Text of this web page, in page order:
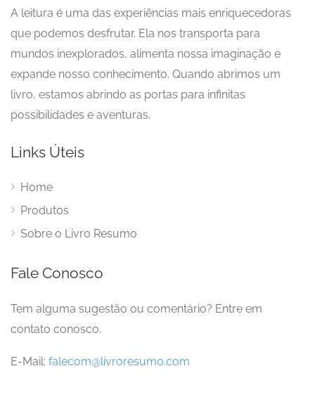
A leitura é uma das experiências mais enriquecedoras
que podemos desfrutar. Ela nos transporta para
mundos inexplorados, alimenta nossa imaginação e
expande nosso conhecimento. Quando abrimos um
livro, estamos abrindo as portas para infinitas
possibilidades e aventuras.
Links Úteis
Home
Produtos
Sobre o Livro Resumo
Fale Conosco
Tem alguma sugestão ou comentário? Entre em
contato conosco.
E-Mail: falecom@livroresumo.com